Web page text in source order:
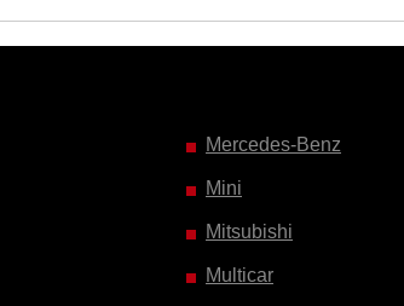
Mercedes-Benz
Mini
Mitsubishi
Multicar